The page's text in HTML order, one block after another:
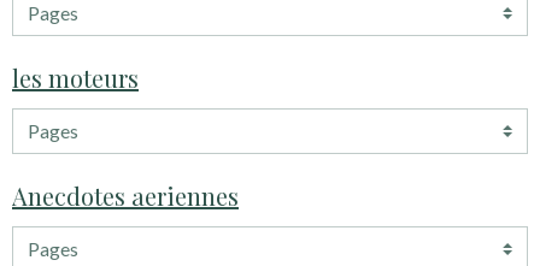
les moteurs
Anecdotes aeriennes